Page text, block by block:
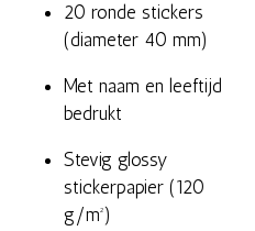
20 ronde stickers
(diameter 40 mm)
Met naam en leeftijd
bedrukt
Stevig glossy
stickerpapier (120
g/m²)